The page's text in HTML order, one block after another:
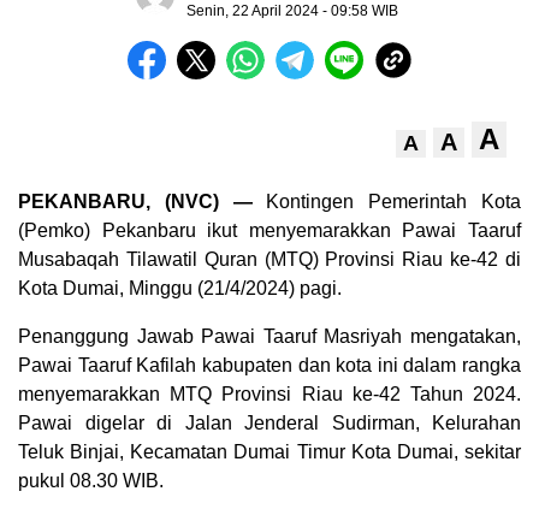
Senin, 22 April 2024 - 09:58 WIB
A A A
PEKANBARU, (NVC) —Kontingen Pemerintah Kota
(Pemko) Pekanbaru ikut menyemarakkan Pawai Taaruf
Musabaqah Tilawatil Quran (MTQ) Provinsi Riau ke-42 di
Kota Dumai, Minggu (21/4/2024) pagi.
Penanggung Jawab Pawai Taaruf Masriyah mengatakan,
Pawai Taaruf Kafilah kabupaten dan kota ini dalam rangka
menyemarakkan MTQ Provinsi Riau ke-42 Tahun 2024.
Pawai digelar di Jalan Jenderal Sudirman, Kelurahan
Teluk Binjai, Kecamatan Dumai Timur Kota Dumai, sekitar
pukul 08.30 WIB.